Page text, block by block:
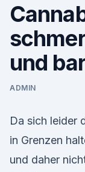
und
ADMIN
Da sich leider
in Grenzen
und daher